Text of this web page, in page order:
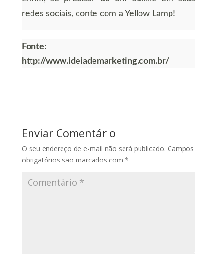
redes sociais, conte com a Yellow Lamp!
Fonte:
http://www.ideiademarketing.com.br/
Enviar Comentário
O seu endereço de e-mail não será publicado. Campos
obrigatórios são marcados com *